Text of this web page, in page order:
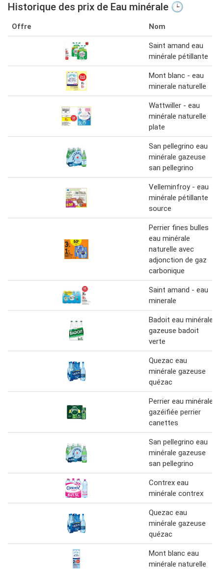
Historique des prix de Eau minérale 🕒
Offre Nom
Saint amand eau
minérale pétillante
Mont blanc - eau
minerale naturelle
Wattwiller - eau
minérale naturelle
plate
San pellegrino eau
minérale gazeuse
san pellegrino
Velleminfroy - eau
minérale pétillante
source
Perrier fines bulles
eau minérale
naturelle avec
adjonction de gaz
carbonique
Saint amand - eau
minerale
Badoit eau minérale
gazeuse badoit
verte
Quezac eau
minérale gazeuse
quézac
Perrier eau minérale
gazéifiée perrier
canettes
San pellegrino eau
minérale gazeuse
san pellegrino
Contrex eau
minérale contrex
Quezac eau
minérale gazeuse
quézac
Mont blanc eau
minérale naturelle